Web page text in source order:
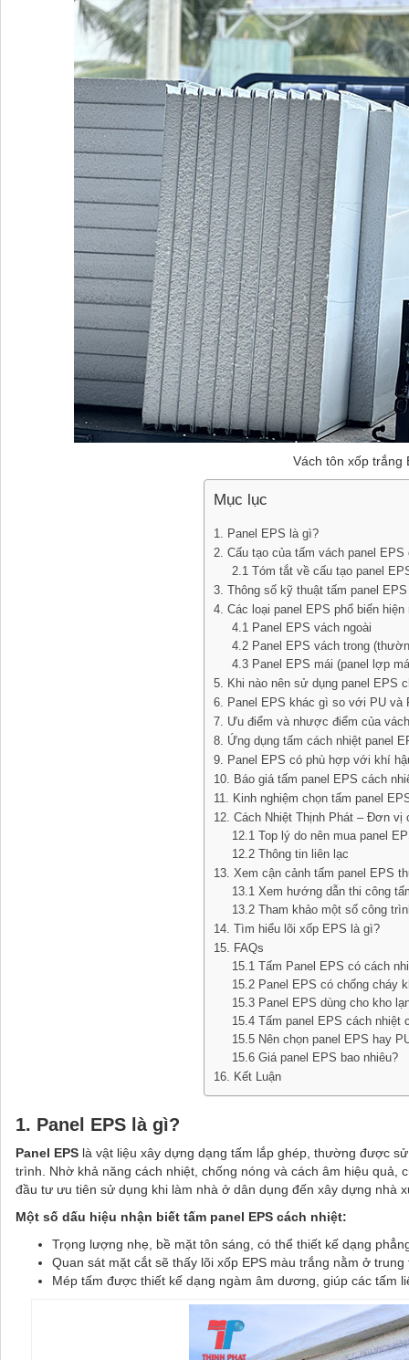
Vách tôn xốp trắng
Mục lục
1. Panel EPS là gì?
2. Cấu tạo của tấm vách panel EPS
2.1 Tóm tắt về cấu tạo panel
3. Thông số kỹ thuật tấm panel
4. Các loại panel EPS phổ biến hiện
4.1 Panel EPS vách ngoài
4.2 Panel EPS vách trong
4.3 Panel EPS mái (panel lợp
5. Khi nào nên sử dụng panel EPS
6. Panel EPS khác gì so với PU và
7. Ưu điểm và nhược điểm của
8. Ứng dụng tấm cách nhiệt panel
9. Panel EPS có phù hợp với khí
10. Báo giá tấm panel EPS cách
11. Kinh nghiệm chọn tấm panel
12. Cách Nhiệt Thịnh Phát – Đơn vị
12.1 Top lý do nên mua panel
12.2 Thông tin liên lạc
13. Xem cận cảnh tấm panel EPS
13.1 Xem hướng dẫn thi công
13.2 Tham khảo một số công
14. Tìm hiểu lõi xốp EPS là gì?
15. FAQs
15.1 Tấm Panel EPS có cách
15.2 Panel EPS có chống cháy
15.3 Panel EPS dùng cho kho
15.4 Tấm panel EPS cách nhiệt
15.5 Nên chọn panel EPS hay
15.6 Giá panel EPS bao nhiêu?
16. Kết Luận
1. Panel EPS là gì?
Panel EPS là vật liệu xây dựng dạng tấm lắp ghép, thường được
trình. Nhờ khả năng cách nhiệt, chống nóng và cách âm hiệu
đầu tư ưu tiên sử dụng khi làm nhà ở dân dụng đến xây dựng nhà
Một số dấu hiệu nhận biết tấm panel EPS cách nhiệt:
Trọng lượng nhẹ, bề mặt tôn sáng, có thể thiết kế dạng
Quan sát mặt cắt sẽ thấy lõi xốp EPS màu trắng nằm ở trung
Mép tấm được thiết kế dạng ngàm âm dương, giúp các tấm